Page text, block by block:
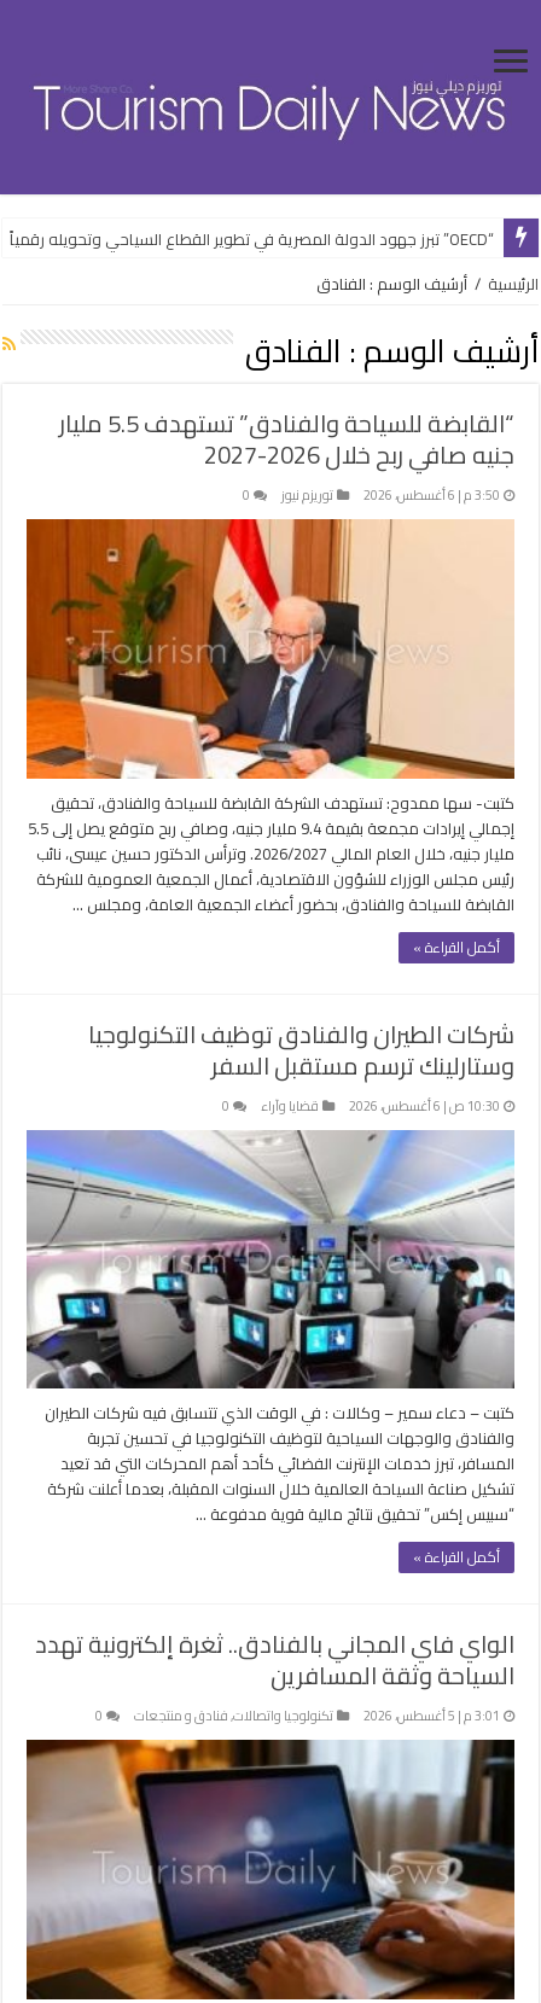
“OECD” تبرز جهود الدولة المصرية في تطوير القطاع السياحي وتحويله رقمياً
“الشباب” تفتتح فعاليات الأنشطة الرياضية بالعلمين الجديدة ضمن خطتها
الرئيسية / أرشيف الوسم : الفنادق
أرشيف الوسم : الفنادق
“القابضة للسياحة والفنادق” تستهدف 5.5 مليار
جنيه صافي ربح خلال 2026-2027
3:50 م | 6 أغسطس، 2026 توريزم نيوز 0
كتبت- سها ممدوح: تستهدف الشركة القابضة للسياحة والفنادق، تحقيق
إجمالي إيرادات مجمعة بقيمة 9.4 مليار جنيه، وصافي ربح متوقع يصل إلى 5.5
مليار جنيه، خلال العام المالي 2026/2027. وترأس الدكتور حسين عيسى، نائب
رئيس مجلس الوزراء للشؤون الاقتصادية، أعمال الجمعية العمومية للشركة
القابضة للسياحة والفنادق، بحضور أعضاء الجمعية العامة، ومجلس …
أكمل القراءة »
شركات الطيران والفنادق توظيف التكنولوجيا
وستارلينك ترسم مستقبل السفر
10:30 ص | 6 أغسطس، 2026 قضايا وآراء 0
كتبت – دعاء سمير – وكالات : في الوقت الذي تتسابق فيه شركات الطيران
والفنادق والوجهات السياحية لتوظيف التكنولوجيا في تحسين تجربة
المسافر، تبرز خدمات الإنترنت الفضائي كأحد أهم المحركات التي قد تعيد
تشكيل صناعة السياحة العالمية خلال السنوات المقبلة، بعدما أعلنت شركة
“سبيس إكس” تحقيق نتائج مالية قوية مدفوعة …
أكمل القراءة »
الواي فاي المجاني بالفنادق.. ثغرة إلكترونية تهدد
السياحة وثقة المسافرين
3:01 م | 5 أغسطس، 2026 تكنولوجيا واتصالات,فنادق و منتجعات 0